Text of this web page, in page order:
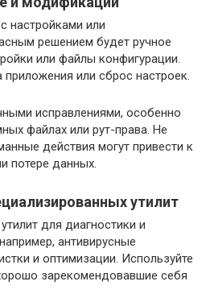
настройками или
решением будет ручное
или файлы конфигурации.
или сброс настроек.
исправлениями, особенно
файлах или рут-права. Не
действия могут привести к
потере данных.
утилит
для диагностики и
антивирусные
и оптимизации. Используйте
зарекомендовавшие себя